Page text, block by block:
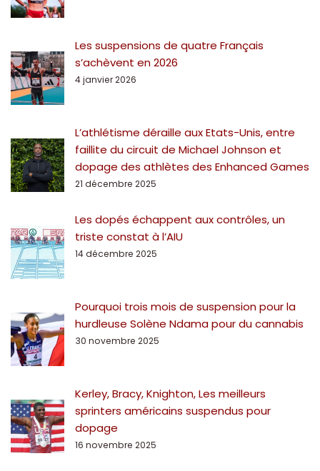
Les suspensions de quatre Français
s’achèvent en 2026
4 janvier 2026
L’athlétisme déraille aux Etats-Unis, entre
faillite du circuit de Michael Johnson et
dopage des athlètes des Enhanced Games
21 décembre 2025
Les dopés échappent aux contrôles, un
triste constat à l’AIU
14 décembre 2025
Pourquoi trois mois de suspension pour la
hurdleuse Solène Ndama pour du cannabis
30 novembre 2025
Kerley, Bracy, Knighton, Les meilleurs
sprinters américains suspendus pour
dopage
16 novembre 2025